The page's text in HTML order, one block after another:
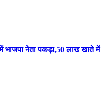
भाजपा नेता पकड़ा,50 लाख खाते में